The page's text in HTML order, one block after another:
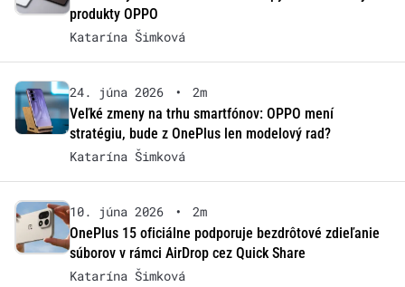
produkty OPPO
Katarína Šimková
24. júna 2026 •
2m
Veľké zmeny na trhu smartfónov: OPPO mení
stratégiu, bude z OnePlus len modelový rad?
Katarína Šimková
10. júna 2026 •
2m
OnePlus 15 oficiálne podporuje bezdrôtové zdieľanie
súborov v rámci AirDrop cez Quick Share
Katarína Šimková